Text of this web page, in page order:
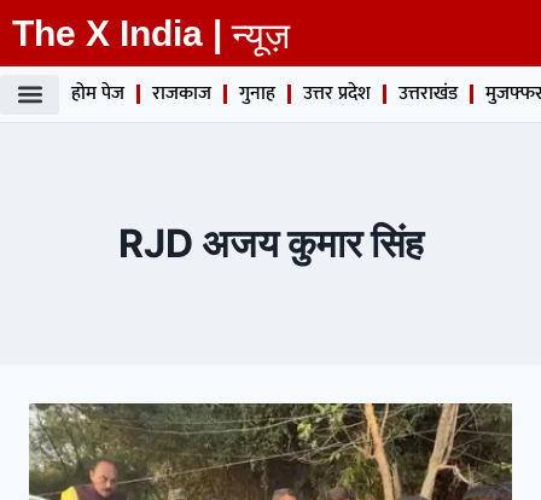
The X India | न्यूज़
होम पेज राजकाज गुनाह उत्तर प्रदेश उत्तराखंड
RJD अजय कुमार सिंह